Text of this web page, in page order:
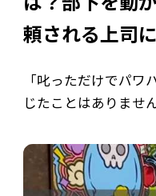
頼される上司
「叱っただけでパ
じたことはありませ
ているのが現実です
ッジ理論」を使え